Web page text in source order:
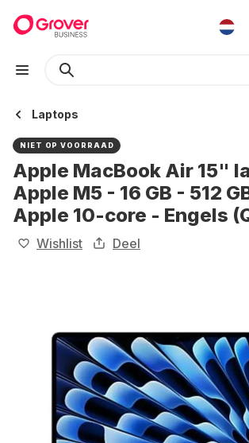
Laptops
NIET OP VOORRAAD
Apple MacBook Air 15"
Apple M5 - 16 GB - 512
Apple 10-core - Engels
Wishlist Deel